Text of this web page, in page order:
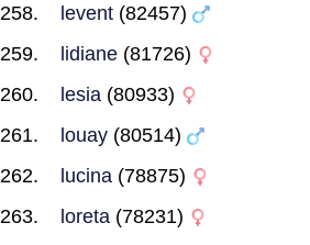
levent (82457)
lidiane (81726)
lesia (80933)
louay (80514)
lucina (78875)
loreta (78231)